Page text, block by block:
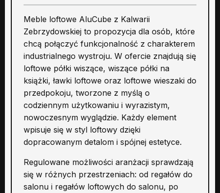
Meble loftowe AluCube z Kalwarii
Zebrzydowskiej to propozycja dla osób, które
chcą połączyć funkcjonalność z charakterem
industrialnego wystroju. W ofercie znajdują się
loftowe półki wiszące, wiszące półki na
książki, ławki loftowe oraz loftowe wieszaki do
przedpokoju, tworzone z myślą o
codziennym użytkowaniu i wyrazistym,
nowoczesnym wyglądzie. Każdy element
wpisuje się w styl loftowy dzięki
dopracowanym detalom i spójnej estetyce.
Regulowane możliwości aranżacji sprawdzają
się w różnych przestrzeniach: od regałów do
salonu i regałów loftowych do salonu, po